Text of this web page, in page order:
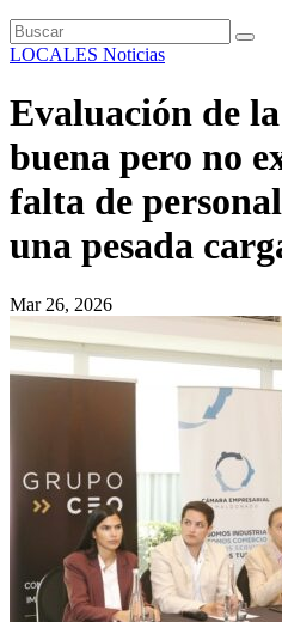
LOCALES Noticias
Evaluación de
buena pero no
falta de
una pesada
Mar 26, 2026